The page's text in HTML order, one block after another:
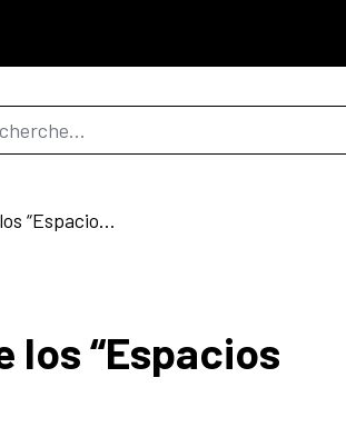
recherche
Convocatoria para el uso de los “Espacios MediaLAB”.
los “Espacios